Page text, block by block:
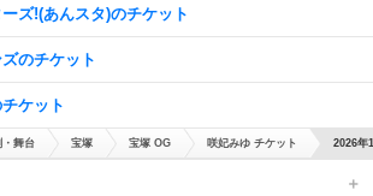
ズ!(あんスタ)のチケット
のチケット
ケット
・舞台 宝塚 宝塚 OG 咲妃みゆ チケット 2026年